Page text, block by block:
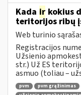
Kada ir kokius
teritorijos ribų
Web turinio
Registracijos
Užsienio
str.) Už ES
asmuo (toliau –
pvm pvm grąžinimas